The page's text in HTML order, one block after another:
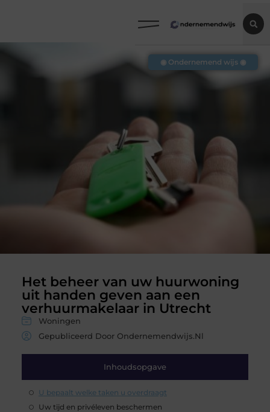
Het beheer van uw huurwoning
uit handen geven aan een
verhuurmakelaar in Utrecht
Woningen
Gepubliceerd Door Ondernemendwijs.nl
Inhoudsopgave
U bepaalt welke taken u overdraagt
Uw tijd en privéleven beschermen
◉ Ondernemend wijs ◉